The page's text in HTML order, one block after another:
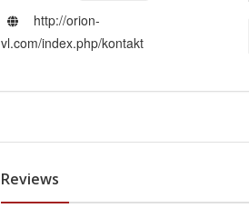
http://orion-
vl.com/index.php/kontakt
Reviews